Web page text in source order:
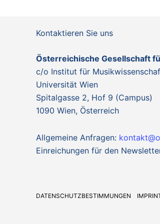
Kontaktieren Sie uns
Österreichische Gesellschaft
c/o Institut für
Universität Wien
Spitalgasse 2, Hof 9 (Campus)
1090 Wien, Österreich
Allgemeine Anfragen:
Einreichungen für den
DATENSCHUTZBESTIMMUNGEN